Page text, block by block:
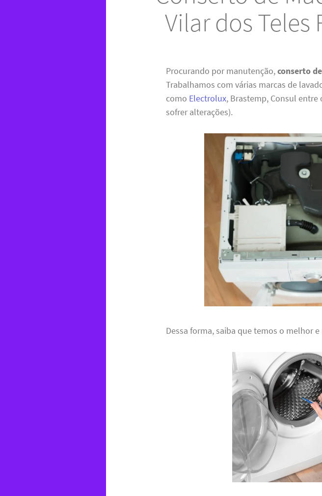
Vilar dos Teles
Procurando por manutenção,conserto
Trabalhamos com várias marcas de
como Electrolux, Brastemp, Consul
sofrer alterações).
Dessa forma, saiba que temos o melhor